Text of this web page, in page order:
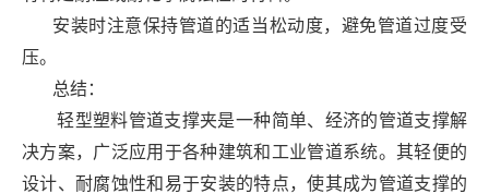
安装时注意保持管道的适当松动度，避免管道过度受
压。
总结：
轻型塑料管道支撑夹是一种简单、经济的管道支撑解
决方案，广泛应用于各种建筑和工业管道系统。其轻便的
设计、耐腐蚀性和易于安装的特点，使其成为管道支撑的